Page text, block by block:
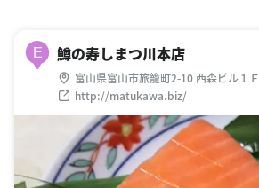
E 鱒の寿しまつ川本店
富山県富山市旅籠町2-10 西森ビル１Ｆ
http://matukawa.biz/